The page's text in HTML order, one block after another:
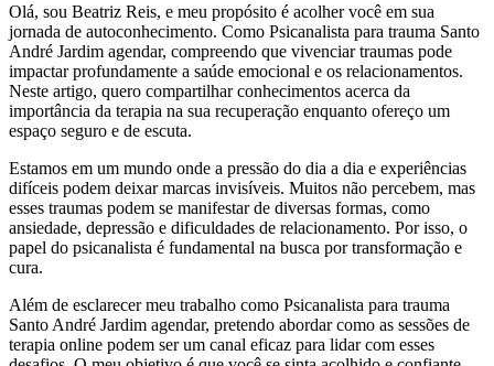
Olá, sou Beatriz Reis, e meu propósito é acolher você em sua
jornada de autoconhecimento. Como Psicanalista para trauma Santo
André Jardim agendar, compreendo que vivenciar traumas pode
impactar profundamente a saúde emocional e os relacionamentos.
Neste artigo, quero compartilhar conhecimentos acerca da
importância da terapia na sua recuperação enquanto ofereço um
espaço seguro e de escuta.
Estamos em um mundo onde a pressão do dia a dia e experiências
difíceis podem deixar marcas invisíveis. Muitos não percebem, mas
esses traumas podem se manifestar de diversas formas, como
ansiedade, depressão e dificuldades de relacionamento. Por isso, o
papel do psicanalista é fundamental na busca por transformação e
cura.
Além de esclarecer meu trabalho como Psicanalista para trauma
Santo André Jardim agendar, pretendo abordar como as sessões de
terapia online podem ser um canal eficaz para lidar com esses